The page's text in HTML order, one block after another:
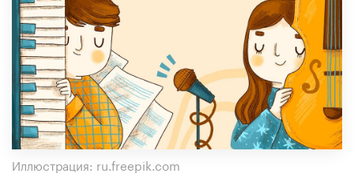
Иллюстрация: ru.freepik.com